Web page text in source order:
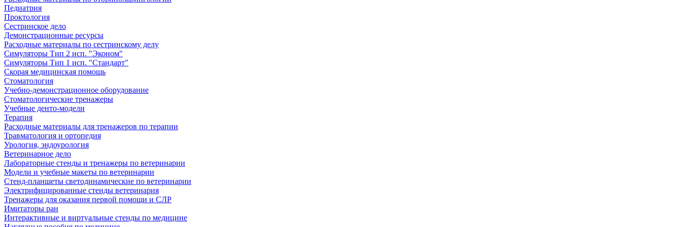
Педиатрия
Проктология
Сестринское дело
Демонстрационные ресурсы
Расходные материалы по сестринскому делу
Симуляторы Тип 2 исп. "Эконом"
Симуляторы Тип 1 исп. "Стандарт"
Скорая медицинская помощь
Стоматология
Учебно-демонстрационное оборудование
Стоматологические тренажеры
Учебные денто-модели
Терапия
Расходные материалы для тренажеров по терапии
Травматология и ортопедия
Урология, эндоурология
Ветеринарное дело
Лабораторные стенды и тренажеры по ветеринарии
Модели и учебные макеты по ветеринарии
Стенд-планшеты светодинамические по ветеринарии
Электрифицированные стенды ветеринария
Тренажеры для оказания первой помощи и СЛР
Имитаторы ран
Интерактивные и виртуальные стенды по медицине